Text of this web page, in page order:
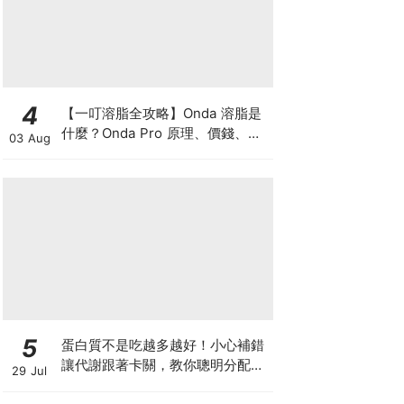
4
03 Aug
【一叮溶脂全攻略】Onda 溶脂是
什麼？Onda Pro 原理、價錢、次
5
29 Jul
蛋白質不是吃越多越好！小心補錯
讓代謝跟著卡關，教你聰明分配三